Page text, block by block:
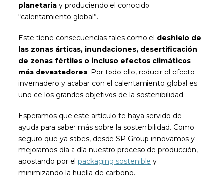
planetaria y produciendo el conocido
“calentamiento global”.
Este tiene consecuencias tales como el deshielo de
las zonas árticas, inundaciones, desertificación
de zonas fértiles o incluso efectos climáticos
más devastadores. Por todo ello, reducir el efecto
invernadero y acabar con el calentamiento global es
uno de los grandes objetivos de la sostenibilidad.
Esperamos que este artículo te haya servido de
ayuda para saber más sobre la sostenibilidad. Como
seguro que ya sabes, desde SP Group innovamos y
mejoramos día a día nuestro proceso de producción,
apostando por elpackaging sostenible y
minimizando la huella de carbono.